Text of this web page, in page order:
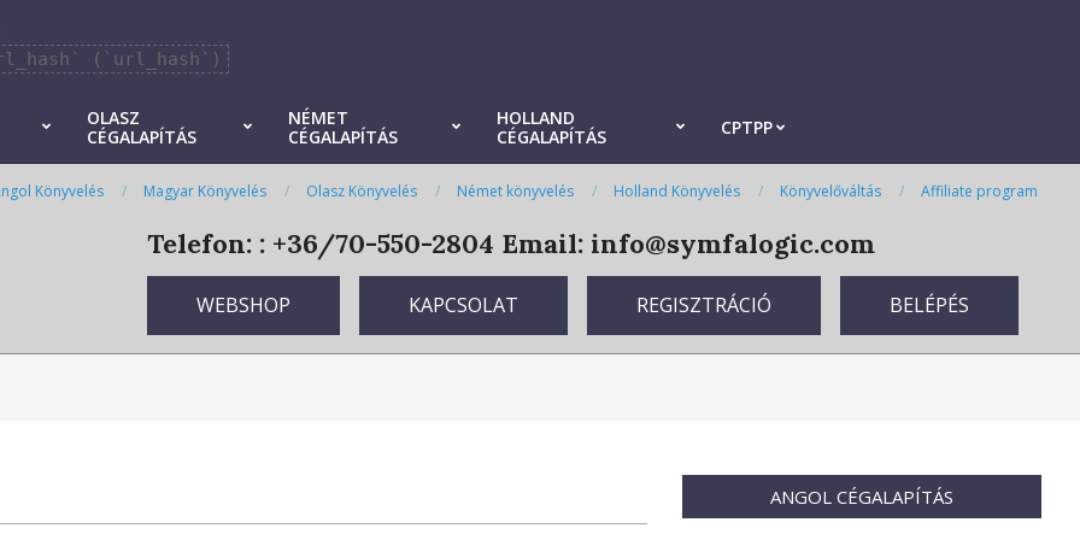
(`url_hash`)
OLASZ
CÉGALAPÍTÁS
NÉMET
CÉGALAPÍTÁS
HOLLAND
CÉGALAPÍTÁS
CPTPP
Könyvelés Magyar Könyvelés Olasz Könyvelés Német könyvelés Holland Könyvelés Könyvelőváltás Affiliate program
Telefon: : +36/70-550-2804 Email: info@symfalogic.com
WEBSHOP KAPCSOLAT REGISZTRÁCIÓ BELÉPÉS
ANGOL CÉGALAPÍTÁS